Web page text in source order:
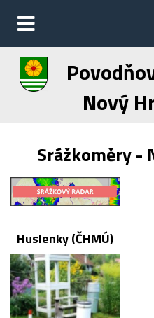
Nový
Srážkoměry -
Huslenky (ČHMÚ)